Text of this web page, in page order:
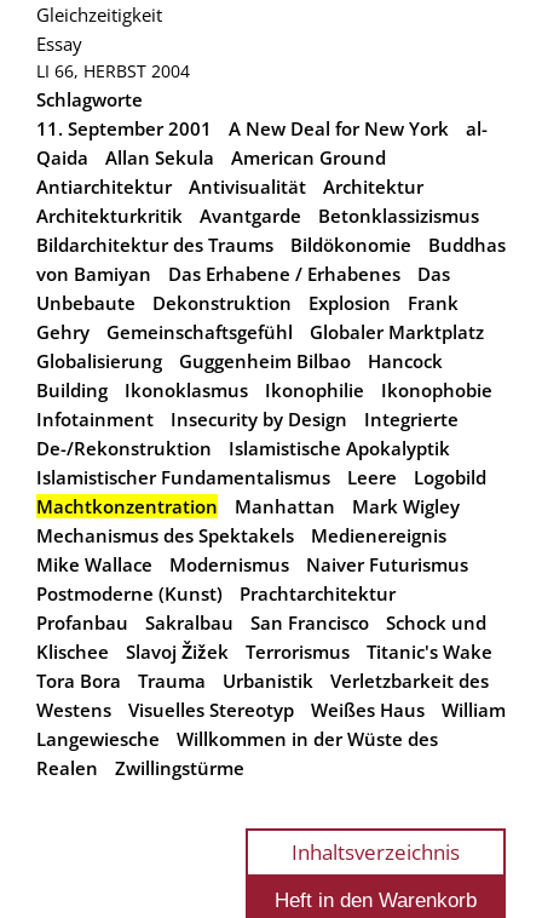
Gleichzeitigkeit
Essay
LI 66, HERBST 2004
Schlagworte
11. September 2001
A New Deal for New York
al-
Qaida
Allan Sekula
American Ground
Antiarchitektur
Antivisualität
Architektur
Architekturkritik
Avantgarde
Betonklassizismus
Bildarchitektur des Traums
Bildökonomie
Buddhas
von Bamiyan
Das Erhabene / Erhabenes
Das
Unbebaute
Dekonstruktion Explosion
Frank
Gehry
Gemeinschaftsgefühl
Globaler Marktplatz
Globalisierung
Guggenheim Bilbao
Hancock
Building
Ikonoklasmus Ikonophilie
Ikonophobie
Infotainment
Insecurity by Design
Integrierte
De-/Rekonstruktion
Islamistische Apokalyptik
Islamistischer Fundamentalismus
Leere
Logobild
Machtkonzentration
Manhattan
Mark Wigley
Mechanismus des Spektakels
Medienereignis
Mike Wallace
Modernismus
Naiver Futurismus
Postmoderne (Kunst)
Prachtarchitektur
Profanbau
Sakralbau San Francisco
Schock und
Klischee
Slavoj Žižek Terrorismus
Titanic's Wake
Tora Bora
Trauma Urbanistik
Verletzbarkeit des
Westens
Visuelles Stereotyp Weißes Haus
William
Langewiesche
Willkommen in der Wüste des
Realen
Zwillingstürme
Inhaltsverzeichnis